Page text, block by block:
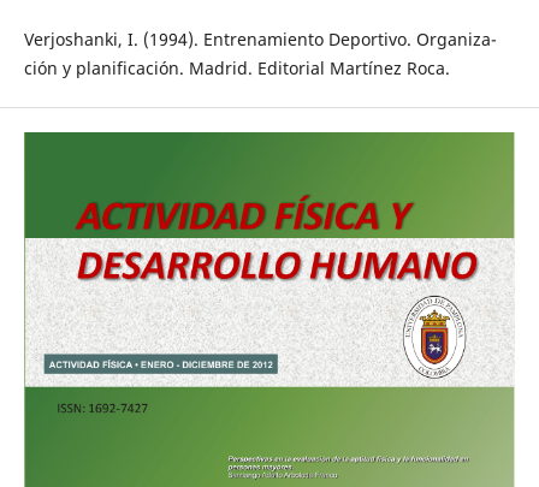
Verjoshanki, I. (1994). Entrenamiento Deportivo. Organiza-
ción y planificación. Madrid. Editorial Martínez Roca.